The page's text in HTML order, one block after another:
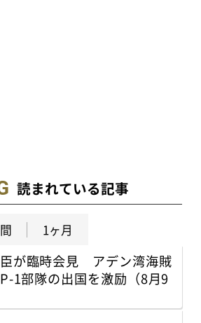
読まれている記事
1ヶ月
が臨時会見 アデン湾海賊
1部隊の出国を激励（8月9